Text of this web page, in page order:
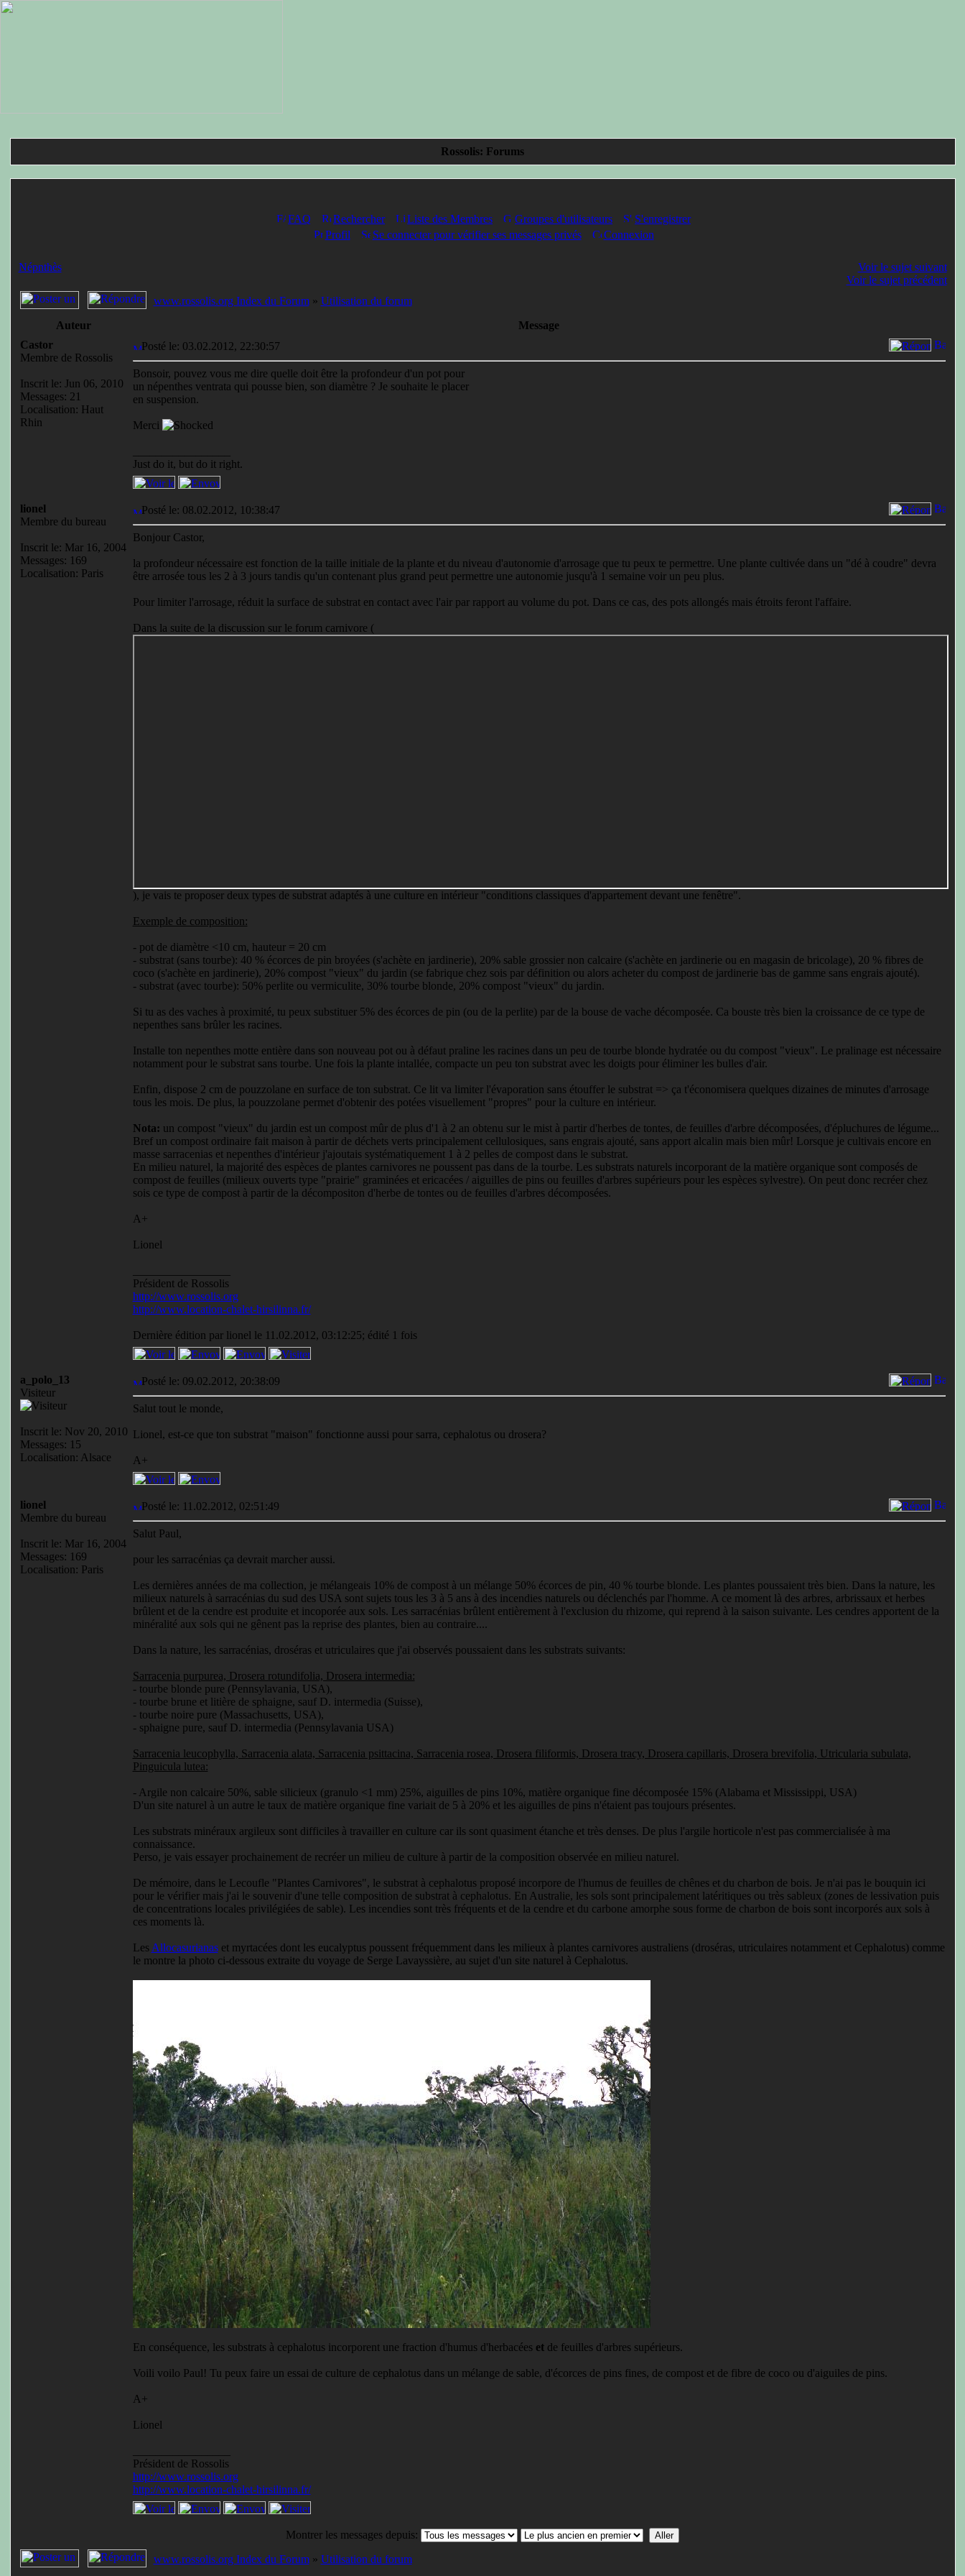
Rossolis: Forums
FAQ Rechercher Liste des Membres Groupes d'utilisateurs
S'enregistrer
Profil
Se connecter pour vérifier ses messages privés Connexion
Népnthès
Voir le sujet suivant
Voir le sujet précédent
www.rossolis.org Index du Forum» Utilisation du forum
Auteur
Message
Castor
Membre de Rossolis
Inscrit le: Jun 06, 2010
Messages: 21
Localisation: Haut
Rhin
Posté le: 03.02.2012, 22:30:57
Bonsoir, pouvez vous me dire quelle doit être la profondeur d'un pot pour
un népenthes ventrata qui pousse bien, son diamètre ? Je souhaite le placer
en suspension.
Merci
Just do it, but do it right.
lionel
Membre du bureau
Inscrit le: Mar 16, 2004
Messages: 169
Localisation: Paris
Posté le: 08.02.2012, 10:38:47
Bonjour Castor,
la profondeur nécessaire est fonction de la taille initiale de la plante et du niveau d'autonomie d'arrosage que tu peux te permettre. Une plante cultivée dans un "dé à coudre" devra
être arrosée tous les 2 à 3 jours tandis qu'un contenant plus grand peut permettre une autonomie jusqu'à 1 semaine voir un peu plus.
Pour limiter l'arrosage, réduit la surface de substrat en contact avec l'air par rapport au volume du pot. Dans ce cas, des pots allongés mais étroits feront l'affaire.
Dans la suite de la discussion sur le forum carnivore (
), je vais te proposer deux types de substrat adaptés à une culture en intérieur "conditions classiques d'appartement devant une fenêtre".
Exemple de composition:
- pot de diamètre <10 cm, hauteur = 20 cm
- substrat (sans tourbe): 40 % écorces de pin broyées (s'achète en jardinerie), 20% sable grossier non calcaire (s'achète en jardinerie ou en magasin de bricolage), 20 % fibres de
coco (s'achète en jardinerie), 20% compost "vieux" du jardin (se fabrique chez sois par définition ou alors acheter du compost de jardinerie bas de gamme sans engrais ajouté).
- substrat (avec tourbe): 50% perlite ou vermiculite, 30% tourbe blonde, 20% compost "vieux" du jardin.
Si tu as des vaches à proximité, tu peux substituer 5% des écorces de pin (ou de la perlite) par de la bouse de vache décomposée. Ca bouste très bien la croissance de ce type de
nepenthes sans brûler les racines.
Installe ton nepenthes motte entière dans son nouveau pot ou à défaut praline les racines dans un peu de tourbe blonde hydratée ou du compost "vieux". Le pralinage est nécessaire
notamment pour le substrat sans tourbe. Une fois la plante intallée, compacte un peu ton substrat avec les doigts pour éliminer les bulles d'air.
Enfin, dispose 2 cm de pouzzolane en surface de ton substrat. Ce lit va limiter l'évaporation sans étouffer le substrat => ça t'économisera quelques dizaines de minutes d'arrosage
tous les mois. De plus, la pouzzolane permet d'obtenir des potées visuellement "propres" pour la culture en intérieur.
Nota: un compost "vieux" du jardin est un compost mûr de plus d'1 à 2 an obtenu sur le mist à partir d'herbes de tontes, de feuilles d'arbre décomposées, d'épluchures de légume...
Bref un compost ordinaire fait maison à partir de déchets verts principalement cellulosiques, sans engrais ajouté, sans apport alcalin mais bien mûr! Lorsque je cultivais encore en
masse sarracenias et nepenthes d'intérieur j'ajoutais systématiquement 1 à 2 pelles de compost dans le substrat.
En milieu naturel, la majorité des espèces de plantes carnivores ne poussent pas dans de la tourbe. Les substrats naturels incorporant de la matière organique sont composés de
compost de feuilles (milieux ouverts type "prairie" graminées et ericacées / aiguilles de pins ou feuilles d'arbres supérieurs pour les espèces sylvestre). On peut donc recréer chez
sois ce type de compost à partir de la décompositon d'herbe de tontes ou de feuilles d'arbres décomposées.
A+
Lionel
Président de Rossolis
http://www.rossolis.org
http://www.location-chalet-hirsilinna.fr/
Dernière édition par lionel le 11.02.2012, 03:12:25; édité 1 fois
a_polo_13
Visiteur
Inscrit le: Nov 20, 2010
Messages: 15
Localisation: Alsace
Posté le: 09.02.2012, 20:38:09
Salut tout le monde,
Lionel, est-ce que ton substrat "maison" fonctionne aussi pour sarra, cephalotus ou drosera?
A+
lionel
Membre du bureau
Inscrit le: Mar 16, 2004
Messages: 169
Localisation: Paris
Posté le: 11.02.2012, 02:51:49
Salut Paul,
pour les sarracénias ça devrait marcher aussi.
Les dernières années de ma collection, je mélangeais 10% de compost à un mélange 50% écorces de pin, 40 % tourbe blonde. Les plantes poussaient très bien. Dans la nature, les
milieux naturels à sarracénias du sud des USA sont sujets tous les 3 à 5 ans à des incendies naturels ou déclenchés par l'homme. A ce moment là des arbres, arbrissaux et herbes
brûlent et de la cendre est produite et incoporée aux sols. Les sarracénias brûlent entièrement à l'exclusion du rhizome, qui reprend à la saison suivante. Les cendres apportent de la
minéralité aux sols qui ne gênent pas la reprise des plantes, bien au contraire....
Dans la nature, les sarracénias, droséras et utriculaires que j'ai observés poussaient dans les substrats suivants:
Sarracenia purpurea, Drosera rotundifolia, Drosera intermedia:
- tourbe blonde pure (Pennsylavania, USA),
- tourbe brune et litière de sphaigne, sauf D. intermedia (Suisse),
- tourbe noire pure (Massachusetts, USA),
- sphaigne pure, sauf D. intermedia (Pennsylavania USA)
Sarracenia leucophylla, Sarracenia alata, Sarracenia psittacina, Sarracenia rosea, Drosera filiformis, Drosera tracy, Drosera capillaris, Drosera brevifolia, Utricularia subulata,
Pinguicula lutea:
- Argile non calcaire 50%, sable silicieux (granulo <1 mm) 25%, aiguilles de pins 10%, matière organique fine décomposée 15% (Alabama et Mississippi, USA)
D'un site naturel à un autre le taux de matière organique fine variait de 5 à 20% et les aiguilles de pins n'étaient pas toujours présentes.
Les substrats minéraux argileux sont difficiles à travailler en culture car ils sont quasiment étanche et très denses. De plus l'argile horticole n'est pas commercialisée à ma
connaissance.
Perso, je vais essayer prochainement de recréer un milieu de culture à partir de la composition observée en milieu naturel.
De mémoire, dans le Lecoufle "Plantes Carnivores", le substrat à cephalotus proposé incorpore de l'humus de feuilles de chênes et du charbon de bois. Je n'ai pas le bouquin ici
pour le vérifier mais j'ai le souvenir d'une telle composition de substrat à cephalotus. En Australie, les sols sont principalement latéritiques ou très sableux (zones de lessivation puis
de concentrations locales privilégiées de sable). Les incendies sont très fréquents et de la cendre et du carbone amorphe sous forme de charbon de bois sont incorporés aux sols à
ces moments là.
Les Allocasurianaset myrtacées dont les eucalyptus poussent fréquemment dans les milieux à plantes carnivores australiens (droséras, utriculaires notamment et Cephalotus) comme
le montre la photo ci-dessous extraite du voyage de Serge Lavayssière, au sujet d'un site naturel à Cephalotus.
En conséquence, les substrats à cephalotus incorporent une fraction d'humus d'herbacées etde feuilles d'arbres supérieurs.
Voili voilo Paul! Tu peux faire un essai de culture de cephalotus dans un mélange de sable, d'écorces de pins fines, de compost et de fibre de coco ou d'aiguiles de pins.
A+
Lionel
Président de Rossolis
http://www.rossolis.org
http://www.location-chalet-hirsilinna.fr/
Montrer les messages depuis:
www.rossolis.org Index du Forum» Utilisation du forum